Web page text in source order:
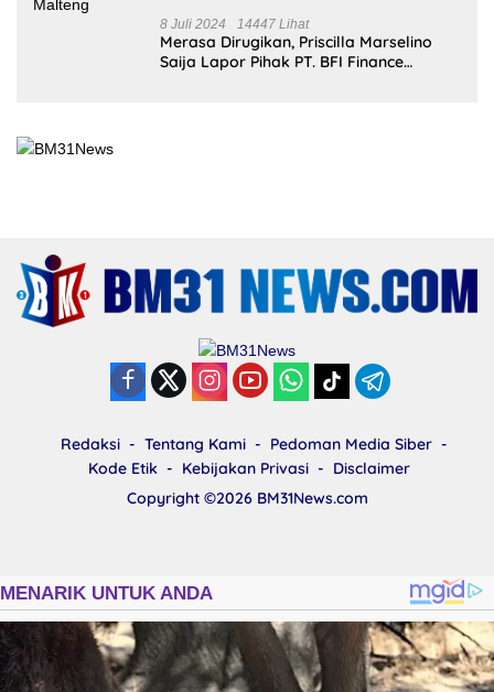
8 Juli 2024 14447 Lihat
Merasa Dirugikan, Priscilla Marselino
Saija Lapor Pihak PT. BFI Finance
Redaksi Tentang Kami
Pedoman Media Siber
Kode Etik
Kebijakan Privasi
Disclaimer
Copyright ©2026 BM31News.com